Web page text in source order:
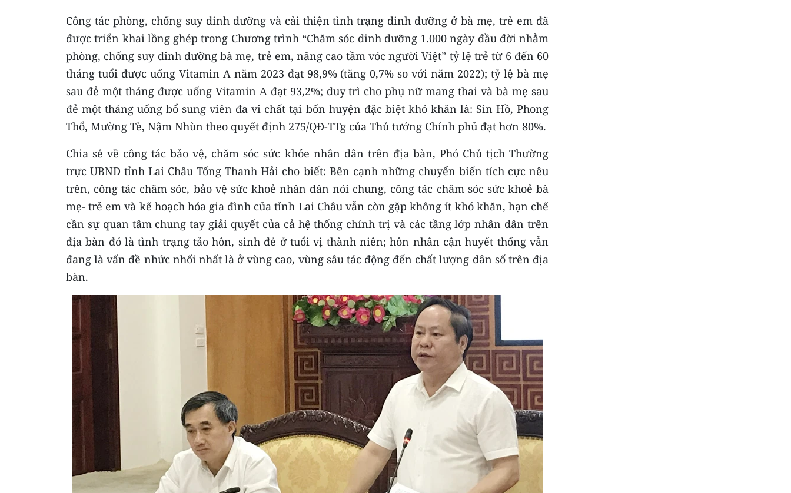
Công tác phòng, chống suy dinh dưỡng và cải thiện tình trạng dinh dưỡng ở bà mẹ, trẻ em đã
được triển khai lồng ghép trong Chương trình “Chăm sóc dinh dưỡng 1.000 ngày đầu đời nhằm
phòng, chống suy dinh dưỡng bà mẹ, trẻ em, nâng cao tầm vóc người Việt” tỷ lệ trẻ từ 6 đến 60
tháng tuổi được uống Vitamin A năm 2023 đạt 98,9% (tăng 0,7% so với năm 2022); tỷ lệ bà mẹ
sau đẻ một tháng được uống Vitamin A đạt 93,2%; duy trì cho phụ nữ mang thai và bà mẹ sau
đẻ một tháng uống bổ sung viên đa vi chất tại bốn huyện đặc biệt khó khăn là: Sìn Hồ, Phong
Thổ, Mường Tè, Nậm Nhùn theo quyết định 275/QĐ-TTg của Thủ tướng Chính phủ đạt hơn 80%.
Chia sẻ về công tác bảo vệ, chăm sóc sức khỏe nhân dân trên địa bàn, Phó Chủ tịch Thường
trực UBND tỉnh Lai Châu Tống Thanh Hải cho biết: Bên cạnh những chuyển biến tích cực nêu
trên, công tác chăm sóc, bảo vệ sức khoẻ nhân dân nói chung, công tác chăm sóc sức khoẻ bà
mẹ- trẻ em và kế hoạch hóa gia đình của tỉnh Lai Châu vẫn còn gặp không ít khó khăn, hạn chế
cần sự quan tâm chung tay giải quyết của cả hệ thống chính trị và các tầng lớp nhân dân trên
địa bàn đó là tình trạng tảo hôn, sinh đẻ ở tuổi vị thành niên; hôn nhân cận huyết thống vẫn
đang là vấn đề nhức nhối nhất là ở vùng cao, vùng sâu tác động đến chất lượng dân số trên địa
bàn.